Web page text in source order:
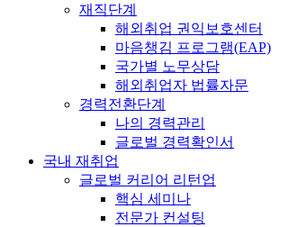
재직단계
해외취업 권익보호센터
마음챙김 프로그램(EAP)
국가별 노무상담
해외취업자 법률자문
경력전환단계
나의 경력관리
글로벌 경력확인서
국내 재취업
글로벌 커리어 리턴업
핵심 세미나
전문가 컨설팅